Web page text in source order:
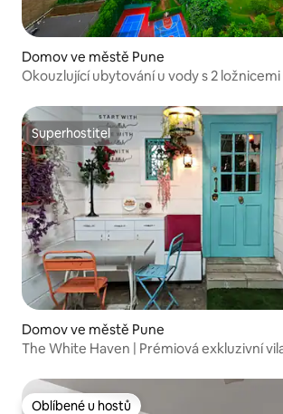
Domov ve městě Pune
Okouzlující ubytování u vody s 2
Superhostitel
Superhostitel
Domov ve městě Pune
The White Haven | Prémiová exkluzivní
Oblíbené u hostů